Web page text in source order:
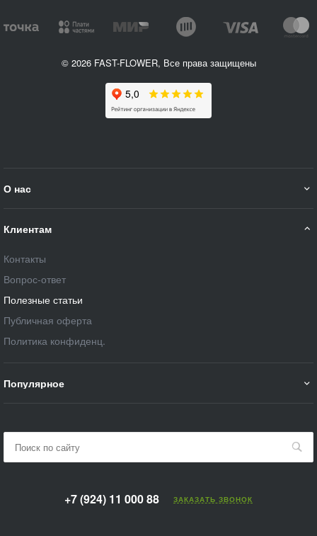
© 2026 FAST-FLOWER, Все права защищены
О нас
Клиентам
Контакты
Вопрос-ответ
Полезные статьи
Публичная оферта
Политика конфиденц.
Популярное
+7 (924) 11 000 88 ЗАКАЗАТЬ ЗВОНОК